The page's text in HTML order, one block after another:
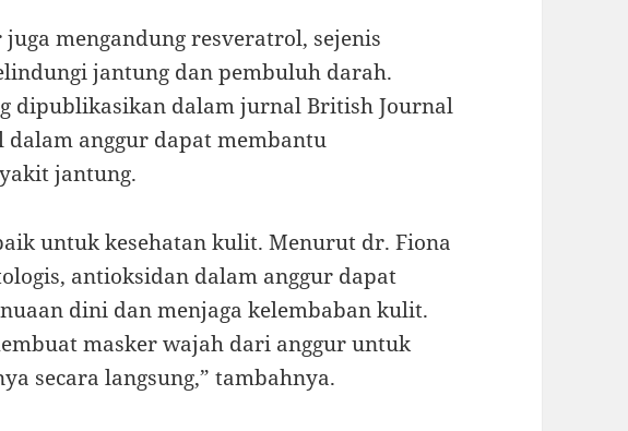
mengandung resveratrol, sejenis
jantung dan pembuluh darah.
dipublikasikan dalam jurnal British Journal
anggur dapat membantu
jantung.
untuk kesehatan kulit. Menurut dr. Fiona
antioksidan dalam anggur dapat
dini dan menjaga kelembaban kulit.
masker wajah dari anggur untuk
secara langsung,” tambahnya.